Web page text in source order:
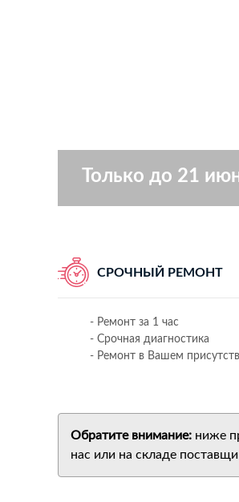
Только до 21
СРОЧНЫЙ РЕМОНТ
- Ремонт за 1 час
- Срочная диагностика
- Ремонт в Вашем
Обратите внимание: ниже
нас или на складе